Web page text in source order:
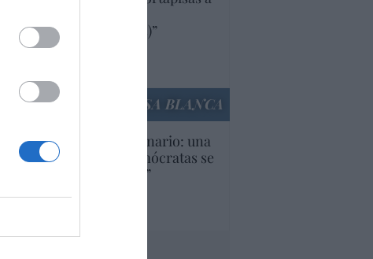
americanas (y europeas)”
LA CASA BLANCA
EEUU. Inquietante escenario: una
tercera parte de los demócratas se
define como “socialista”
por Ignacio Aguirre